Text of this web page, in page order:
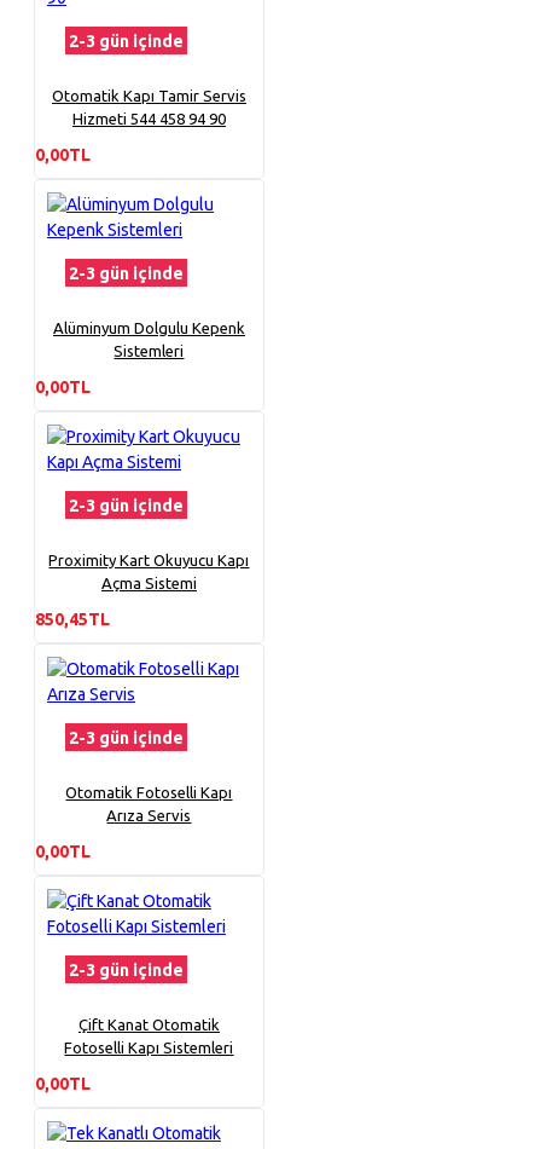
2-3 gün içinde
Otomatik Kapı Tamir Servis
Hizmeti 544 458 94 90
0,00TL
2-3 gün içinde
Alüminyum Dolgulu Kepenk
Sistemleri
0,00TL
2-3 gün içinde
Proximity Kart Okuyucu Kapı
Açma Sistemi
850,45TL
2-3 gün içinde
Otomatik Fotoselli Kapı
Arıza Servis
0,00TL
2-3 gün içinde
Çift Kanat Otomatik
Fotoselli Kapı Sistemleri
0,00TL